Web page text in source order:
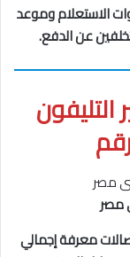
الاستعلام وموعد
عن الدفع.
مصر
معرفة إجمالي